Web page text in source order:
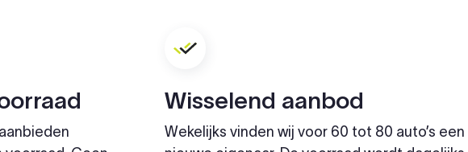
Wisselend aanbod
Wekelijks vinden wij voor 60 tot 80 auto’s een